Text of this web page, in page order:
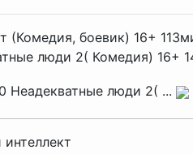
(Комедия, боевик) 16+
люди 2( Комедия) 16+
люди 2( ...